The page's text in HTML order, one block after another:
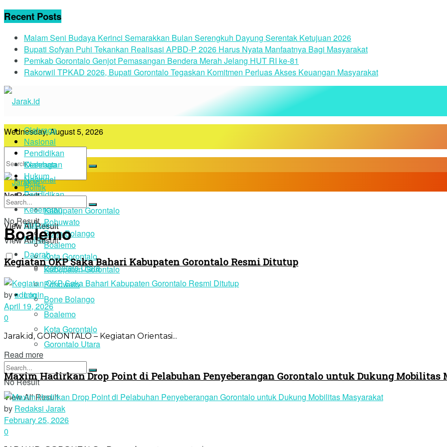
Recent Posts
Malam Seni Budaya Kerinci Semarakkan Bulan Serengkuh Dayung Serentak Ketujuan 2026
Bupati Sofyan Puhi Tekankan Realisasi APBD-P 2026 Harus Nyata Manfaatnya Bagi Masyarakat
Pemkab Gorontalo Genjot Pemasangan Bendera Merah Jelang HUT RI ke-81
Rakorwil TPKAD 2026, Bupati Gorontalo Tegaskan Komitmen Perluas Akses Keuangan Masyarakat
Wednesday, August 5, 2026
No Result
View All Result
Login
Olahraga
Nasional
Pendidikan
Kesehatan
Hukum
Politik
Daerah
Kabupaten Gorontalo
Pohuwato
Bone Bolango
Boalemo
Kota Gorontalo
Gorontalo Utara
Olahraga
Nasional
Pendidikan
Kesehatan
Hukum
Politik
Daerah
Kabupaten Gorontalo
Pohuwato
Bone Bolango
Boalemo
Kota Gorontalo
Gorontalo Utara
No Result
View All Result
No Result
View All Result
Boalemo
Kegiatan OKP Saka Bahari Kabupaten Gorontalo Resmi Ditutup
byadmin
April 19, 2026
0
Jarak.id, GORONTALO – Kegiatan Orientasi...
Read more
Maxim Hadirkan Drop Point di Pelabuhan Penyeberangan Gorontalo untuk Dukung Mobilitas
by Redaksi Jarak
February 25, 2026
0